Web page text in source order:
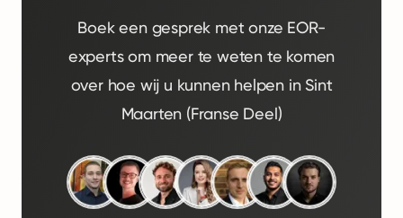
Boek een gesprek met onze EOR-
experts om meer te weten te komen
over hoe wij u kunnen helpen in Sint
Maarten (Franse Deel)